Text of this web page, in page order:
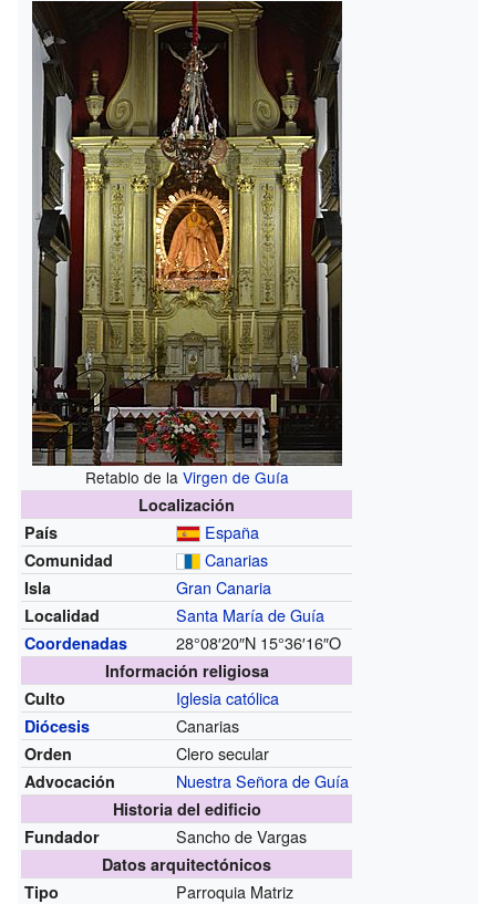
Retablo de la Virgen de Guía
Localización
País
España
Comunidad Canarias
Isla Gran Canaria
Localidad Santa María de Guía
Coordenadas 28°08′20″N 15°36′16″O
Información religiosa
Culto
Iglesia católica
Diócesis Canarias
Orden Clero secular
Advocación Nuestra Señora de Guía
Historia del edificio
Fundador
Sancho de Vargas
Datos arquitectónicos
Tipo
Parroquia Matriz